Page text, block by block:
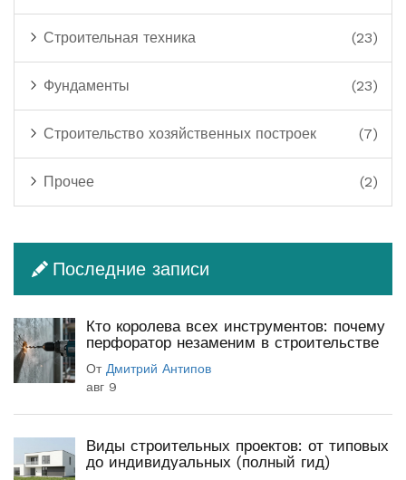
Строительная техника (23)
Фундаменты (23)
Строительство хозяйственных построек (7)
Прочее (2)
Последние записи
Кто королева всех инструментов: почему
перфоратор незаменим в строительстве
От Дмитрий Антипов
авг 9
Виды строительных проектов: от типовых
до индивидуальных (полный гид)